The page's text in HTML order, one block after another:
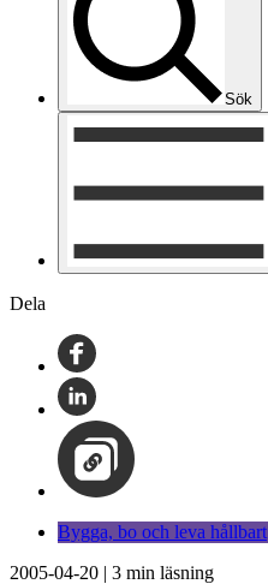
Sök
Dela
Bygga, bo och leva hållbart
2005-04-20 | 3 min läsning